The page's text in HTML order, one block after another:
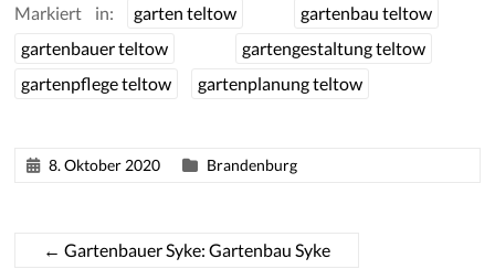
Markiert in: garten teltow
gartenbau teltow
gartenbauer teltow
gartengestaltung teltow
gartenpflege teltow
gartenplanung teltow
8. Oktober 2020 Brandenburg
← Gartenbauer Syke: Gartenbau Syke